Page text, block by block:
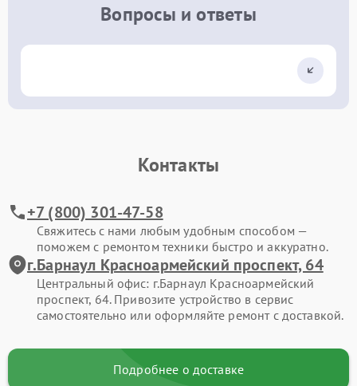
Вопросы и ответы
Контакты
+7 (800) 301-47-58
Свяжитесь с нами любым удобным способом —
поможем с ремонтом техники быстро и аккуратно.
г.Барнаул Красноармейский проспект, 64
Центральный офис: г.Барнаул Красноармейский
проспект, 64. Привозите устройство в сервис
самостоятельно или оформляйте ремонт с доставкой.
Подробнее о доставке